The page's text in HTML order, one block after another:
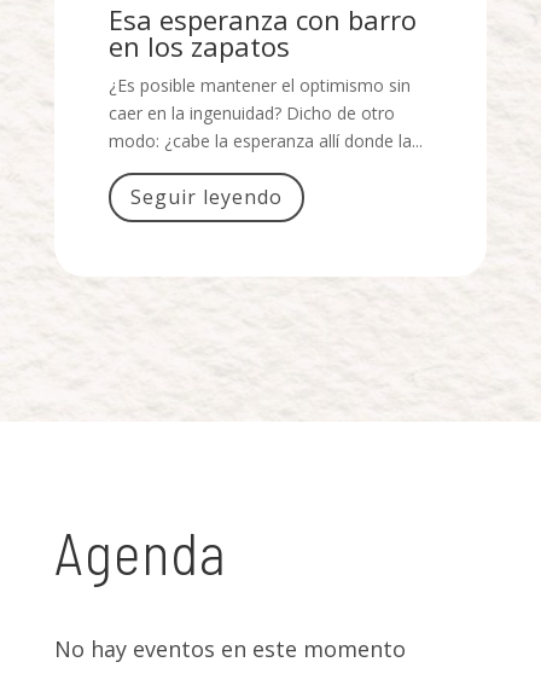
Esa esperanza con barro
en los zapatos
¿Es posible mantener el optimismo sin
caer en la ingenuidad? Dicho de otro
modo: ¿cabe la esperanza allí donde la...
Seguir leyendo
Agenda
No hay eventos en este momento